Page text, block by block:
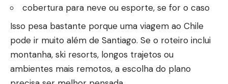
cobertura para neve ou esporte, se for o caso
Isso pesa bastante porque uma viagem ao Chile
pode ir muito além de Santiago. Se o roteiro inclui
montanha, ski resorts, longos trajetos ou
ambientes mais remotos, a escolha do plano